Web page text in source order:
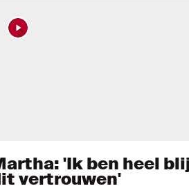
'Ik ben heel
vertrouwen'